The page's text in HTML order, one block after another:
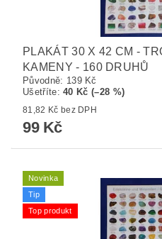
PLAKÁT 30 X 42 CM -
KAMENY - 160 DRUHŮ
Původně: 139 Kč
Ušetříte:40 Kč (–28 %)
81,82 Kč bez DPH
99 Kč
Novinka
Tip
Top produkt